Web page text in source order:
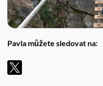
Pavla můžete sledovat na: